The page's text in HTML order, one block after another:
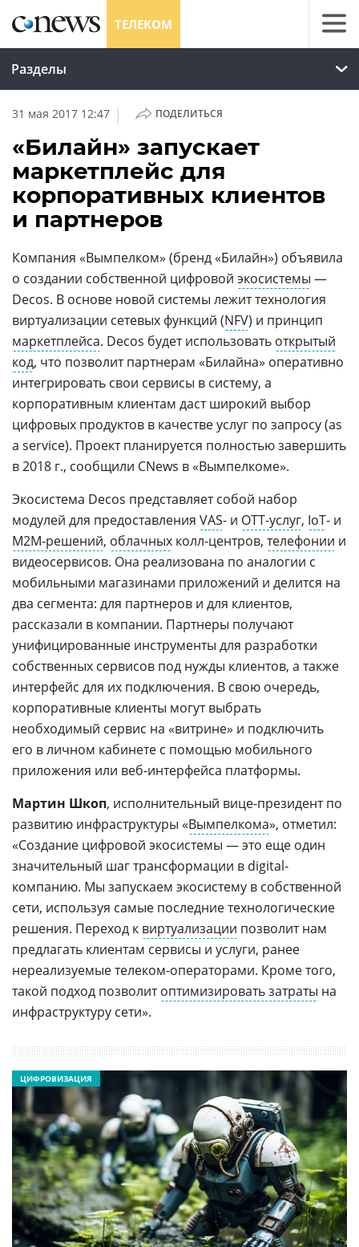
ТЕЛЕКОМ
Разделы
31 мая 2017 12:47 | ПОДЕЛИТЬСЯ
«Билайн» запускает
маркетплейс для
корпоративных клиентов
и партнеров
Компания «Вымпелком» (бренд «Билайн») объявила
о создании собственной цифровой экосистемы —
Decos. В основе новой системы лежит технология
виртуализации сетевых функций (NFV) и принцип
маркетплейса. Decos будет использовать открытый
код, что позволит партнерам «Билайна» оперативно
интегрировать свои сервисы в систему, а
корпоративным клиентам даст широкий выбор
цифровых продуктов в качестве услуг по запросу (as
a service). Проект планируется полностью завершить
в 2018 г., сообщили CNews в «Вымпелкоме».
Экосистема Decos представляет собой набор
модулей для предоставления VAS- и OTT-услуг, IoT- и
M2M-решений, облачных колл-центров, телефонии и
видеосервисов. Она реализована по аналогии с
мобильными магазинами приложений и делится на
два сегмента: для партнеров и для клиентов,
рассказали в компании. Партнеры получают
унифицированные инструменты для разработки
собственных сервисов под нужды клиентов, а также
интерфейс для их подключения. В свою очередь,
корпоративные клиенты могут выбрать
необходимый сервис на «витрине» и подключить
его в личном кабинете с помощью мобильного
приложения или веб-интерфейса платформы.
Мартин Шкоп, исполнительный вице-президент по
развитию инфраструктуры «Вымпелкома», отметил:
«Создание цифровой экосистемы — это еще один
значительный шаг трансформации в digital-
компанию. Мы запускаем экосистему в собственной
сети, используя самые последние технологические
решения. Переход к виртуализации позволит нам
предлагать клиентам сервисы и услуги, ранее
нереализуемые телеком-операторами. Кроме того,
такой подход позволитоптимизировать затраты на
инфраструктуру сети».
ЦИФРОВИЗАЦИЯ